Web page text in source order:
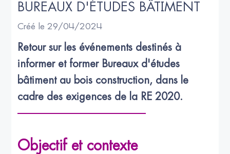
BUREAUX D'ÉTUDES BÂTIMENT
Créé le 29/04/2024
Retour sur les événements destinés à
informer et former Bureaux d'études
bâtiment au bois construction, dans le
cadre des exigences de la RE 2020.
Objectif et contexte